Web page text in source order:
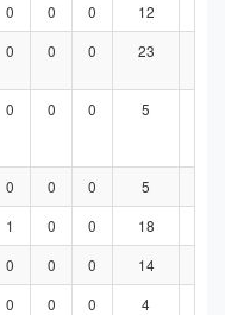
0 0 0 12
0 0 0 23
0 0 0 5
0 0 0 5
1 0 0 18
0 0 0 14
0 0 0 4